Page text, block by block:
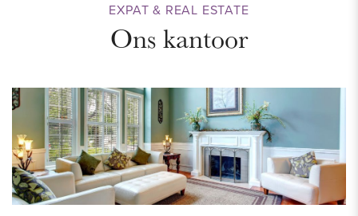
EXPAT & REAL ESTATE
Ons kantoor